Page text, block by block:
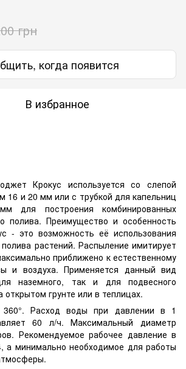
грн
когда появится
В избранное
Крокус используется со слепой
16 и 20 мм или с трубкой для капельниц
для построения комбинированных
полива. Преимущество и особенность
- это возможность её использования
растений. Распыление имитирует
приближено к естественному
и воздуха. Применяется данный вид
наземного, так и для подвесного
грунте или в теплицах.
Расход воды при давлении в 1
60 л/ч. Максимальный диаметр
Рекомендуемое рабочее давление в
а минимально необходимое для работы